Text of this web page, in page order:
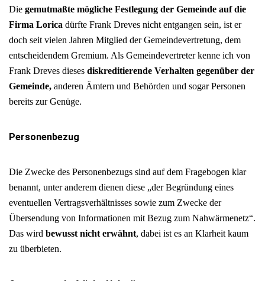
Die gemutmaßte mögliche Festlegung der Gemeinde auf die
Firma Lorica dürfte Frank Dreves nicht entgangen sein, ist er
doch seit vielen Jahren Mitglied der Gemeindevertretung, dem
entscheidendem Gremium. Als Gemeindevertreter kenne ich von
Frank Dreves dieses diskreditierende Verhalten gegenüber der
Gemeinde, anderen Ämtern und Behörden und sogar Personen
bereits zur Genüge.
Personenbezug
Die Zwecke des Personenbezugs sind auf dem Fragebogen klar
benannt, unter anderem dienen diese „der Begründung eines
eventuellen Vertragsverhältnisses sowie zum Zwecke der
Übersendung von Informationen mit Bezug zum Nahwärmenetz“.
Das wird bewusst nicht erwähnt, dabei ist es an Klarheit kaum
zu überbieten.